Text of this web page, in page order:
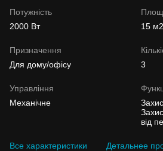
Потужність
2000 Вт
15
Призначення
Для дому/офісу
3
Управління
Механічне
від
Все характеристики Детальнее